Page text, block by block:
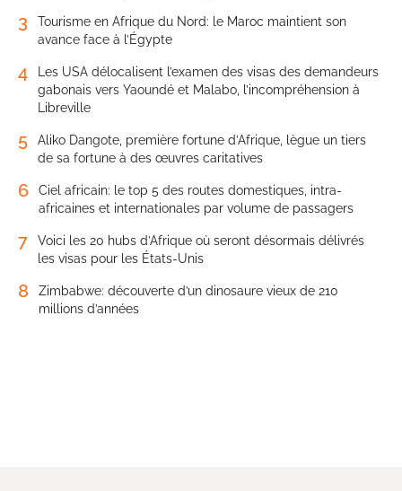
3
Tourisme en Afrique du Nord: le Maroc maintient son
avance face à l’Égypte
4
Les USA délocalisent l’examen des visas des demandeurs
gabonais vers Yaoundé et Malabo, l’incompréhension à
Libreville
5
Aliko Dangote, première fortune d’Afrique, lègue un tiers
de sa fortune à des œuvres caritatives
6
Ciel africain: le top 5 des routes domestiques, intra-
africaines et internationales par volume de passagers
7
Voici les 20 hubs d’Afrique où seront désormais délivrés
les visas pour les États-Unis
8
Zimbabwe: découverte d’un dinosaure vieux de 210
millions d’années